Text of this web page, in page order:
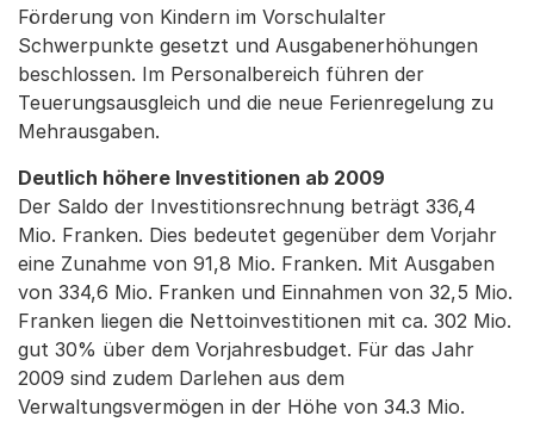
Förderung von Kindern im Vorschulalter
Schwerpunkte gesetzt und Ausgabenerhöhungen
beschlossen. Im Personalbereich führen der
Teuerungsausgleich und die neue Ferienregelung zu
Mehrausgaben.
Deutlich höhere Investitionen ab 2009
Der Saldo der Investitionsrechnung beträgt 336,4
Mio. Franken. Dies bedeutet gegenüber dem Vorjahr
eine Zunahme von 91,8 Mio. Franken. Mit Ausgaben
von 334,6 Mio. Franken und Einnahmen von 32,5 Mio.
Franken liegen die Nettoinvestitionen mit ca. 302 Mio.
gut 30% über dem Vorjahresbudget. Für das Jahr
2009 sind zudem Darlehen aus dem
Verwaltungsvermögen in der Höhe von 34.3 Mio.